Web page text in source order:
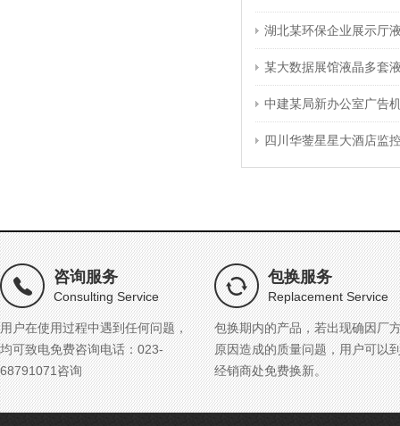
湖北某环保企业展示厅
某大数据展馆液晶多套
中建某局新办公室广告
四川华蓥星星大酒店监
咨询服务
Consulting Service
用户在使用过程中遇到任何问题，
均可致电免费咨询电话：023-
68791071咨询
包换服务
Replacement Service
包换期内的产品，若出现确因厂
原因造成的质量问题，用户可以
经销商处免费换新。